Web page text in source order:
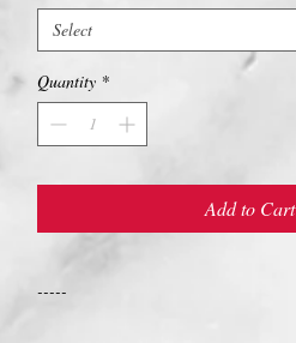
Select
Quantity *
Add to Cart
-----